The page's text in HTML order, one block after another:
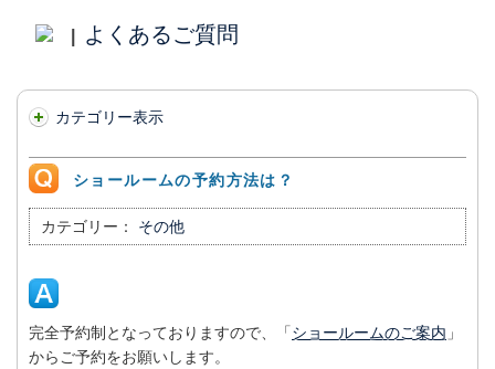
よくあるご質問
カテゴリー表示
ショールームの予約方法は？
カテゴリー： その他
完全予約制となっておりますので、「ショールームのご案内 」
からご予約をお願いします。